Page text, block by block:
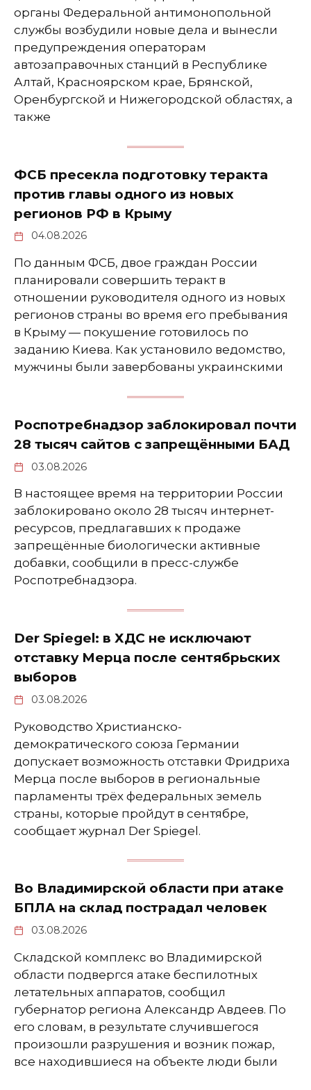
органы Федеральной антимонопольной
службы возбудили новые дела и вынесли
предупреждения операторам
автозаправочных станций в Республике
Алтай, Красноярском крае, Брянской,
Оренбургской и Нижегородской областях, а
также
ФСБ пресекла подготовку теракта
против главы одного из новых
регионов РФ в Крыму
04.08.2026
По данным ФСБ, двое граждан России
планировали совершить теракт в
отношении руководителя одного из новых
регионов страны во время его пребывания
в Крыму — покушение готовилось по
заданию Киева. Как установило ведомство,
мужчины были завербованы украинскими
Роспотребнадзор заблокировал почти
28 тысяч сайтов с запрещёнными БАД
03.08.2026
В настоящее время на территории России
заблокировано около 28 тысяч интернет-
ресурсов, предлагавших к продаже
запрещённые биологически активные
добавки, сообщили в пресс-службе
Роспотребнадзора.
Der Spiegel: в ХДС не исключают
отставку Мерца после сентябрьских
выборов
03.08.2026
Руководство Христианско-
демократического союза Германии
допускает возможность отставки Фридриха
Мерца после выборов в региональные
парламенты трёх федеральных земель
страны, которые пройдут в сентябре,
сообщает журнал Der Spiegel.
Во Владимирской области при атаке
БПЛА на склад пострадал человек
03.08.2026
Складской комплекс во Владимирской
области подвергся атаке беспилотных
летательных аппаратов, сообщил
губернатор региона Александр Авдеев. По
его словам, в результате случившегося
произошли разрушения и возник пожар,
все находившиеся на объекте люди были